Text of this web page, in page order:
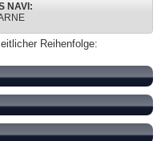
NAVI:
Reihenfolge: